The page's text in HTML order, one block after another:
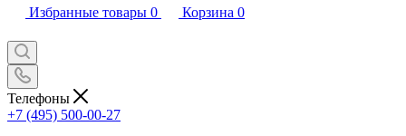
Избранные товары 0 Корзина 0
Телефоны
+7 (495) 500-00-27